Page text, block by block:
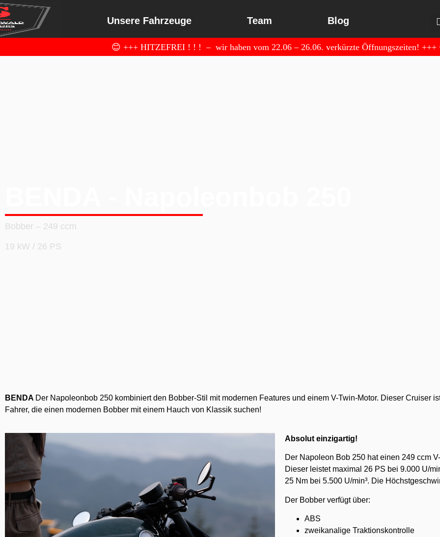
Unsere Fahrzeuge Team Blog
😊 +++ HITZEFREI ! ! ! – wir haben vom 22.06 – 26.06. verkürzte Öffnungszeiten! +++
Bobber – 249 ccm
19 kW / 26 PS
BENDA Der Napoleonbob 250 kombiniert den Bobber-Stil mit modernen Features und einem V-Twin-Motor. Dieser Cruiser
Fahrer, die einen modernen Bobber mit einem Hauch von Klassik suchen!
Absolut einzigartig!
Der Napoleon Bob 250 hat einen 249 ccm
Dieser leistet maximal 26 PS bei 9.000 U/
25 Nm bei 5.500 U/min³. Die
Der Bobber verfügt über:
ABS
zweikanalige Traktionskontrolle